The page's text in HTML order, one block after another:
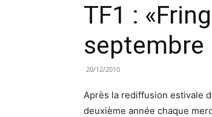
TF1 :
septembre
20/12/2010
Après la rediffusion estivale
deuxième année chaque